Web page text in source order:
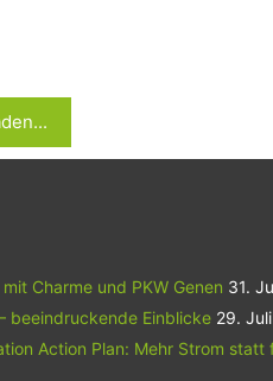
Charme und PKW Genen 31.
beeindruckende Einblicke 29.
Action Plan: Mehr Strom statt